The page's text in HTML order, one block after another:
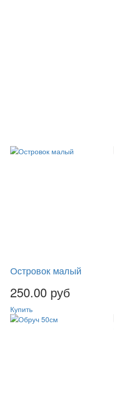
Островок малый
250.00 руб
Купить